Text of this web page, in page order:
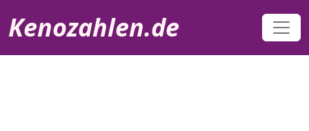
Kenozahlen.de